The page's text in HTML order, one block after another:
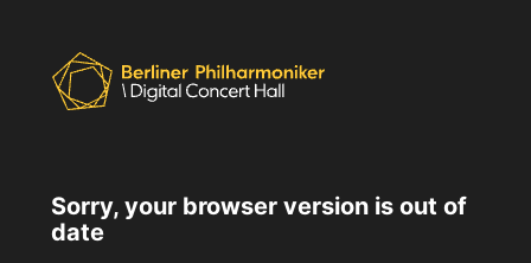
Sorry, your browser version is out of
date